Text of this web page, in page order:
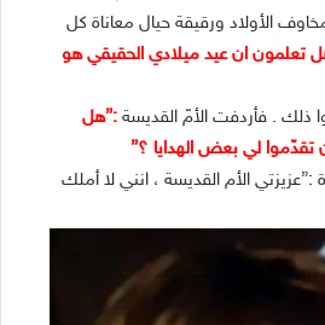
الأولاد ورقيقة حيال معاناة كل
تعلمون ان عيد ميلادي الحقيقي هو
ذلك . فأردفت الأمّ القديسة :”هل
تقدّموا لي بعض الهدايا ؟”
الأم القديسة ، انني لا أملك